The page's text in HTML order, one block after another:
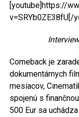
[youtube]https://
v=SRYb0ZE38fU[/
Comeback je
dokumentárnych
mesiacov,
spojenú s
500 Eur sa